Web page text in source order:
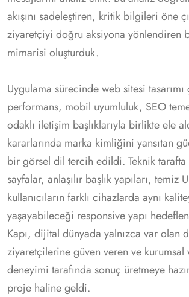
akışını sadeleştiren, kritik bilgileri öne
ziyaretçiyi doğru aksiyona yönlendiren
mimarisi oluşturduk.
Uygulama sürecinde web sitesi tasarımı
performans, mobil uyumluluk, SEO
odaklı iletişim başlıklarıyla birlikte ele
kararlarında marka kimliğini yansıtan
bir görsel dil tercih edildi. Teknik tarafta
sayfalar, anlaşılır başlık yapıları, temiz
kullanıcıların farklı cihazlarda aynı
yaşayabileceği responsive yapı
Kapı, dijital dünyada yalnızca var olan
ziyaretçilerine güven veren ve kurumsal
deneyimi tarafında sonuç üretmeye
proje haline geldi.